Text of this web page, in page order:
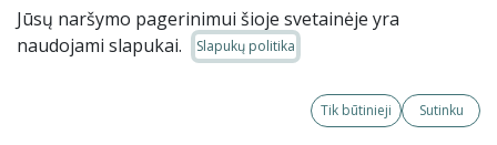
informacijos
Jūsų naršymo pagerinimui šioje svetainėje yra
naudojami slapukai.
Slapukų politika
Tik būtinieji Sutinku